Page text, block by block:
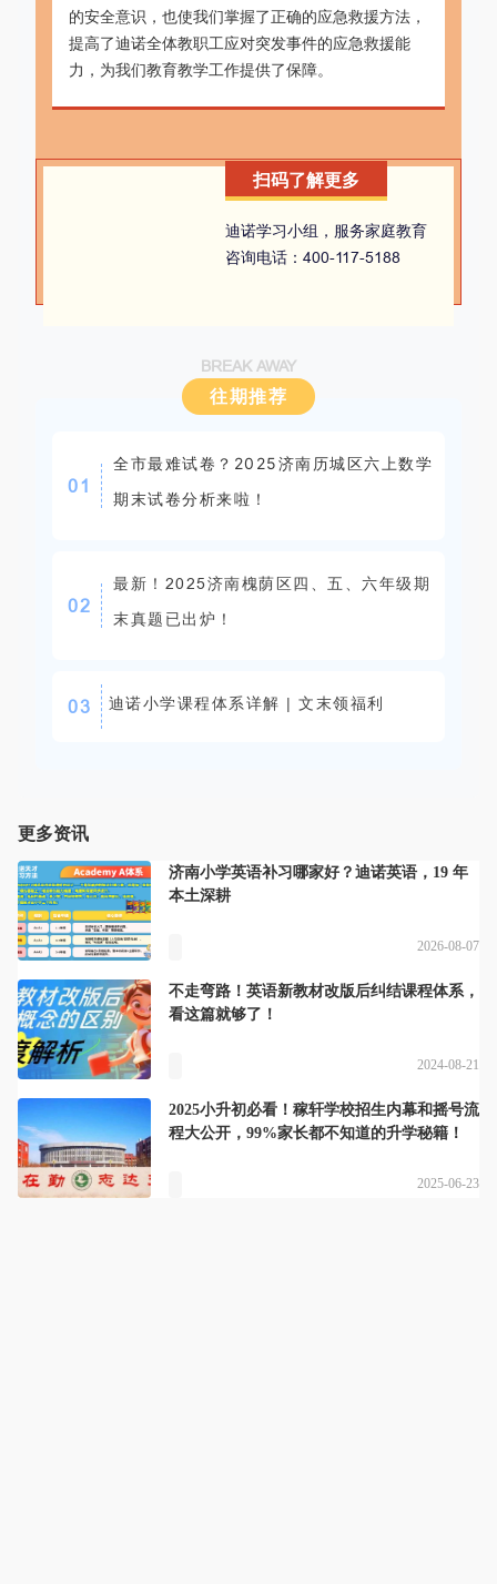
的安全意识，也使我们掌握了正确的应急救援方法，
提高了迪诺全体教职工应对突发事件的应急救援能
力，为我们教育教学工作提供了保障。
扫码了解更多
迪诺学习小组，服务家庭教育
咨询电话：400-117-5188
BREAK AWAY
往期推荐
01
全市最难试卷？2025济南历城区六上数学
期末试卷分析来啦！
02
最新！2025济南槐荫区四、五、六年级期
末真题已出炉！
03 迪诺小学课程体系详解 | 文末领福利
更多资讯
济南小学英语补习哪家好？迪诺英语，19 年
本土深耕
2026-08-07
不走弯路！英语新教材改版后纠结课程体系，
看这篇就够了！
2024-08-21
2025小升初必看！稼轩学校招生内幕和摇号流
程大公开，99%家长都不知道的升学秘籍！
2025-06-23